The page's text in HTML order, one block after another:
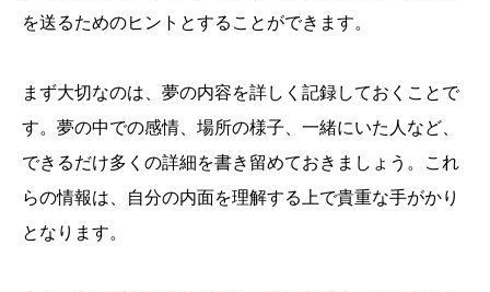
を送るためのヒントとすることができます。
まず大切なのは、夢の内容を詳しく記録しておくことで
す。夢の中での感情、場所の様子、一緒にいた人など、
できるだけ多くの詳細を書き留めておきましょう。これ
らの情報は、自分の内面を理解する上で貴重な手がかり
となります。